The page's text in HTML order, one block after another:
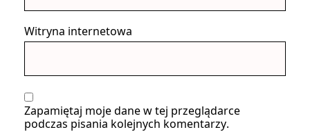
Witryna internetowa
Zapamiętaj moje dane w tej przeglądarce
podczas pisania kolejnych komentarzy.